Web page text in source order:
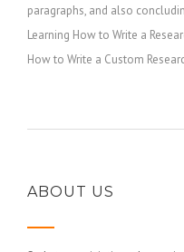
paragraphs, and also
Learning How to Write a
How to Write a Custom
ABOUT US